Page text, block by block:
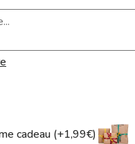
cadeau (+1,99€)